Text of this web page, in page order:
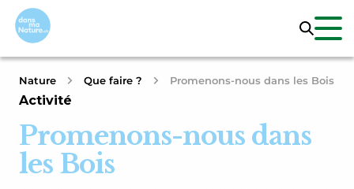
Nature Que faire ? Promenons-nous dans les Bois
Activité
Promenons-nous dans
les Bois